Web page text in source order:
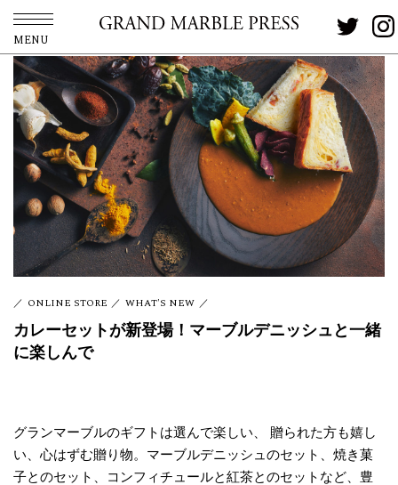
MENU
ONLINE STORE WHAT'S NEW
カレーセットが新登場！マーブルデニッシュと一緒
に楽しんで
グランマーブルのギフトは選んで楽しい、 贈られた方も嬉し
い、心はずむ贈り物。マーブルデニッシュのセット、焼き菓
子とのセット、コンフィチュールと紅茶とのセットなど、豊